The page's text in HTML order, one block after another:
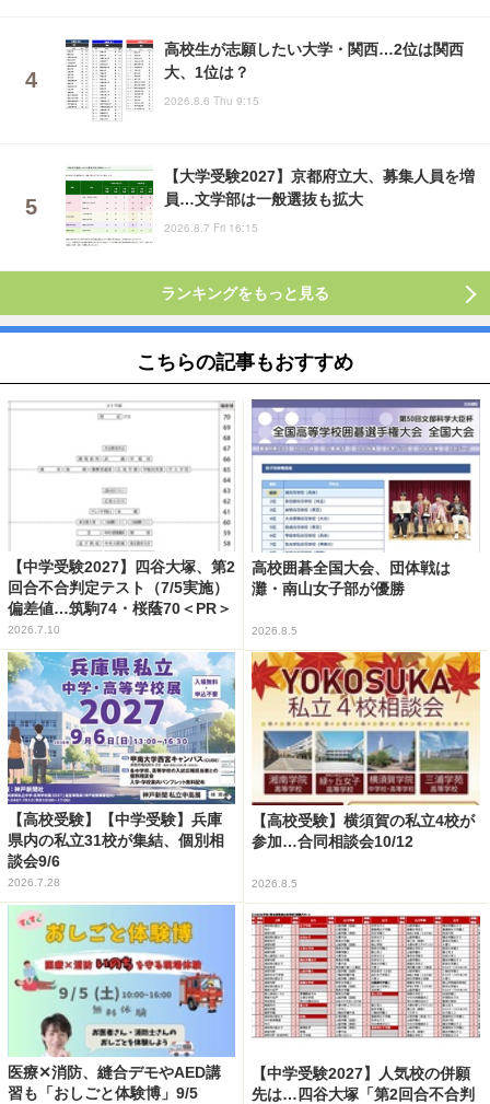
高校生が志願したい大学・関西…2位は関西
大、1位は？
2026.8.6 Thu 9:15
【大学受験2027】京都府立大、募集人員を増
員…文学部は一般選抜も拡大
2026.8.7 Fri 16:15
ランキングをもっと見る
こちらの記事もおすすめ
【中学受験2027】四谷大塚、第2
回合不合判定テスト（7/5実施）
偏差値…筑駒74・桜蔭70＜PR＞
2026.7.10
高校囲碁全国大会、団体戦は
灘・南山女子部が優勝
2026.8.5
【高校受験】【中学受験】兵庫
県内の私立31校が集結、個別相
談会9/6
2026.7.28
【高校受験】横須賀の私立4校が
参加…合同相談会10/12
2026.8.5
医療✕消防、縫合デモやAED講
習も「おしごと体験博」9/5
【中学受験2027】人気校の併願
先は…四谷大塚「第2回合不合判